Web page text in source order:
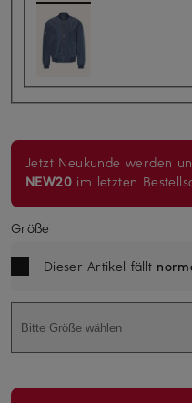
Jetzt Neukunde werden
NEW20 im letzten
Größe
Dieser Artikel fällt
Bitte Größe wählen